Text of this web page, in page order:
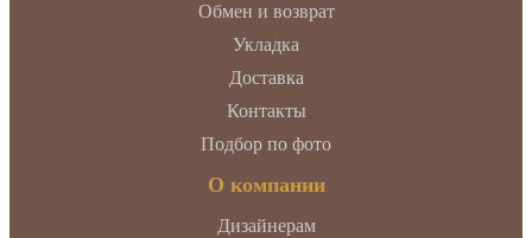
Обмен и возврат
Укладка
Доставка
Контакты
Подбор по фото
О компании
Дизайнерам